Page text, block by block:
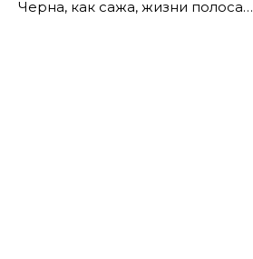
Черна, как сажа, жизни полоса…